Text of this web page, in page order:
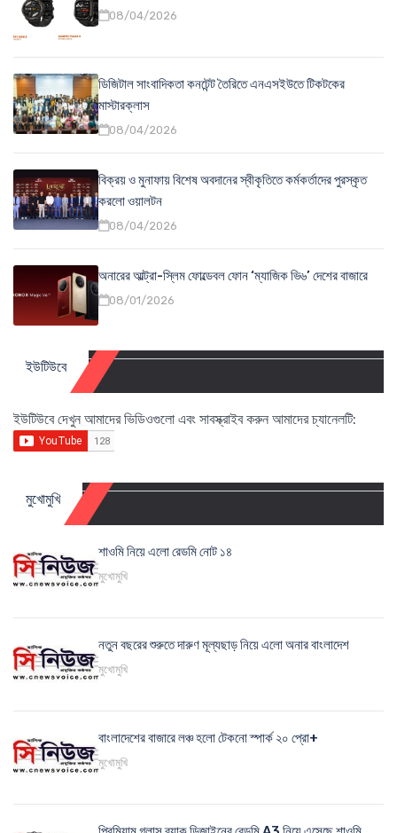
08/04/2026
ডিজিটাল সাংবাদিকতা কনটেন্ট তৈরিতে এনএসইউতে টিকটকের
মাস্টারক্লাস
08/04/2026
বিক্রয় ও মুনাফায় বিশেষ অবদানের স্বীকৃতিতে কর্মকর্তাদের পুরস্কৃত
করলো ওয়ালটন
08/04/2026
অনারের আল্ট্রা-স্লিম ফোল্ডেবল ফোন ‘ম্যাজিক ভি৬’ দেশের বাজারে
08/01/2026
ইউটিউবে
ইউটিউবে দেখুন আমাদের ভিডিওগুলো এবং সাবস্ক্রাইব করুন আমাদের চ্যানেলটি:
মুখোমুখি
শাওমি নিয়ে এলো রেডমি নোট ১৪
মুখোমুখি
নতুন বছরের শুরুতে দারুণ মূল্যছাড় নিয়ে এলো অনার বাংলাদেশ
মুখোমুখি
বাংলাদেশের বাজারে লঞ্চ হলো টেকনো স্পার্ক ২০ প্রো+
মুখোমুখি